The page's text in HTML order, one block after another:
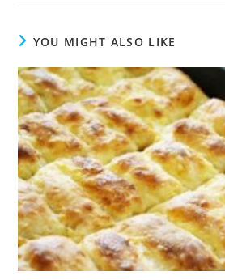
YOU MIGHT ALSO LIKE